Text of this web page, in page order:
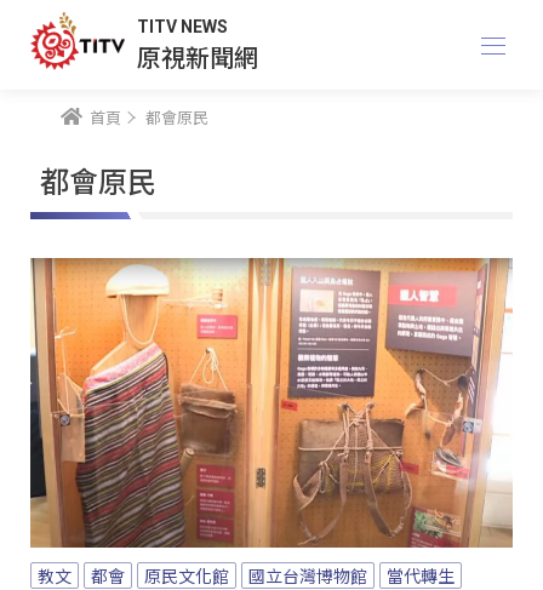
TITV NEWS
原視新聞網
首頁 都會原民
都會原民
教文 都會 原民文化館 國立台灣博物館
當代轉生